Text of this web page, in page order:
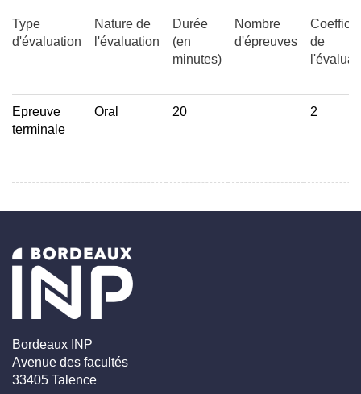
Type
d'évaluation
Nature de
l'évaluation
Durée
(en
minutes)
Nombre
d'épreuves
de
Epreuve
terminale
Oral 20 2
Bordeaux INP
Avenue des facultés
33405 Talence